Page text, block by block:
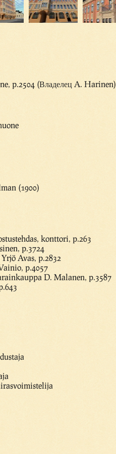
p.2504 (Владелец A. Harinen)
(1900)
konttori, p.263
p.3724
Avas, p.2832
p.4057
D. Malanen, p.3587